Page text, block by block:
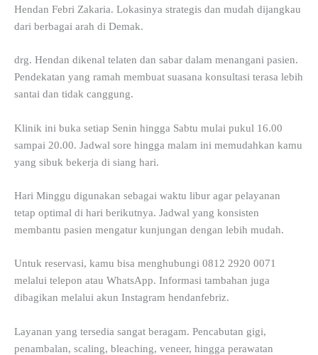
Hendan Febri Zakaria. Lokasinya strategis dan mudah dijangkau
dari berbagai arah di Demak.
drg. Hendan dikenal telaten dan sabar dalam menangani pasien.
Pendekatan yang ramah membuat suasana konsultasi terasa lebih
santai dan tidak canggung.
Klinik ini buka setiap Senin hingga Sabtu mulai pukul 16.00
sampai 20.00. Jadwal sore hingga malam ini memudahkan kamu
yang sibuk bekerja di siang hari.
Hari Minggu digunakan sebagai waktu libur agar pelayanan
tetap optimal di hari berikutnya. Jadwal yang konsisten
membantu pasien mengatur kunjungan dengan lebih mudah.
Untuk reservasi, kamu bisa menghubungi 0812 2920 0071
melalui telepon atau WhatsApp. Informasi tambahan juga
dibagikan melalui akun Instagram hendanfebriz.
Layanan yang tersedia sangat beragam. Pencabutan gigi,
penambalan, scaling, bleaching, veneer, hingga perawatan